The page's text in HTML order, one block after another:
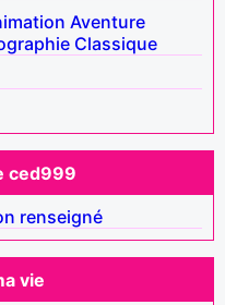
Aventure
Classique
ced999
renseigné
vie